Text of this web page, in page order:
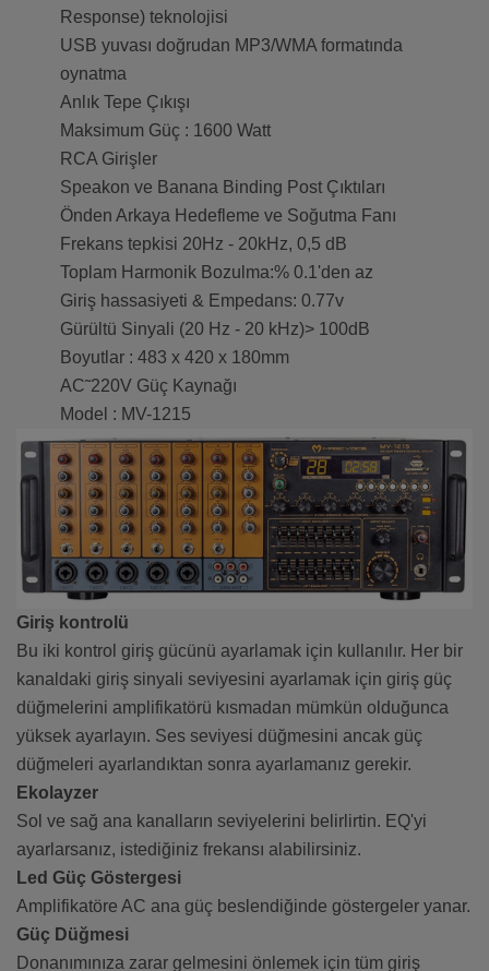
Response) teknolojisi
USB yuvası doğrudan MP3/WMA formatında
oynatma
Anlık Tepe Çıkışı
Maksimum Güç : 1600 Watt
RCA Girişler
Speakon ve Banana Binding Post Çıktıları
Önden Arkaya Hedefleme ve Soğutma Fanı
Frekans tepkisi 20Hz - 20kHz, 0,5 dB
Toplam Harmonik Bozulma:% 0.1'den az
Giriş hassasiyeti & Empedans: 0.77v
Gürültü Sinyali (20 Hz - 20 kHz)> 100dB
Boyutlar : 483 x 420 x 180mm
AC˜220V Güç Kaynağı
Model : MV-1215
Giriş kontrolü
Bu iki kontrol giriş gücünü ayarlamak için kullanılır. Her bir
kanaldaki giriş sinyali seviyesini ayarlamak için giriş güç
düğmelerini amplifikatörü kısmadan mümkün olduğunca
yüksek ayarlayın. Ses seviyesi düğmesini ancak güç
düğmeleri ayarlandıktan sonra ayarlamanız gerekir.
Ekolayzer
Sol ve sağ ana kanalların seviyelerini belirlirtin. EQ'yi
ayarlarsanız, istediğiniz frekansı alabilirsiniz.
Led Güç Göstergesi
Amplifikatöre AC ana güç beslendiğinde göstergeler yanar.
Güç Düğmesi
Donanımınıza zarar gelmesini önlemek için tüm giriş